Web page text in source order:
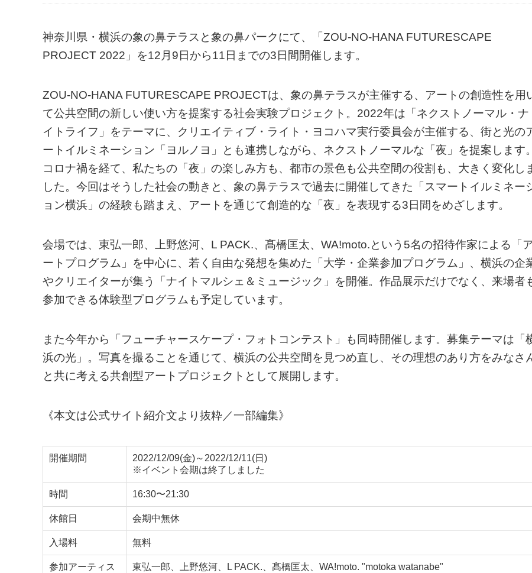
神奈川県・横浜の象の鼻テラスと象の鼻パークにて、「ZOU-NO-HANA FUTURESCAPE
PROJECT 2022」を12月9日から11日までの3日間開催します。
ZOU-NO-HANA FUTURESCAPE PROJECTは、象の鼻テラスが主催する、アートの創造性を用
て公共空間の新しい使い方を提案する社会実験プロジェクト。2022年は「ネクストノーマル・ナ
イトライフ」をテーマに、クリエイティブ・ライト・ヨコハマ実行委員会が主催する、街と光の
ートイルミネーション「ヨルノヨ」とも連携しながら、ネクストノーマルな「夜」を提案します。
コロナ禍を経て、私たちの「夜」の楽しみ方も、都市の景色も公共空間の役割も、大きく変化し
した。今回はそうした社会の動きと、象の鼻テラスで過去に開催してきた「スマートイルミネー
ョン横浜」の経験も踏まえ、アートを通じて創造的な「夜」を表現する3日間をめざします。
会場では、東弘一郎、上野悠河、L PACK.、髙橋匡太、WA!moto.という5名の招待作家による「
ートプログラム」を中心に、若く自由な発想を集めた「大学・企業参加プログラム」、横浜の企
やクリエイターが集う「ナイトマルシェ＆ミュージック」を開催。作品展示だけでなく、来場者
参加できる体験型プログラムも予定しています。
また今年から「フューチャースケープ・フォトコンテスト」も同時開催します。募集テーマは「
浜の光」。写真を撮ることを通じて、横浜の公共空間を見つめ直し、その理想のあり方をみなさ
と共に考える共創型アートプロジェクトとして展開します。
《本文は公式サイト紹介文より抜粋／一部編集》
開催期間
2022/12/09(金)～2022/12/11(日)
※イベント会期は終了しました
時間 16:30〜21:30
休館日 会期中無休
入場料 無料
参加アーティス
東弘一郎、上野悠河、L PACK.、髙橋匡太、WA!moto. "motoka watanabe"